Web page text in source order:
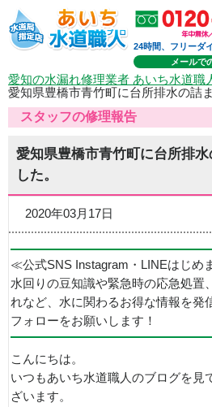
24時間、フリーダ
メールで
愛知の水漏れ修理業者 あいち水道職
愛知県豊橋市青竹町に台所排水の詰
スタッフの修理報告
愛知県豊橋市青竹町に台所排
した。
2020年03月17日
≪公式SNS Instagram・LINEはじめ
水回りの豆知識や緊急時の応急処置
れなど、水に関わるお得な情報を発
フォローをお願いします！
こんにちは。
いつもあいち水道職人のブログを見
ざいます。